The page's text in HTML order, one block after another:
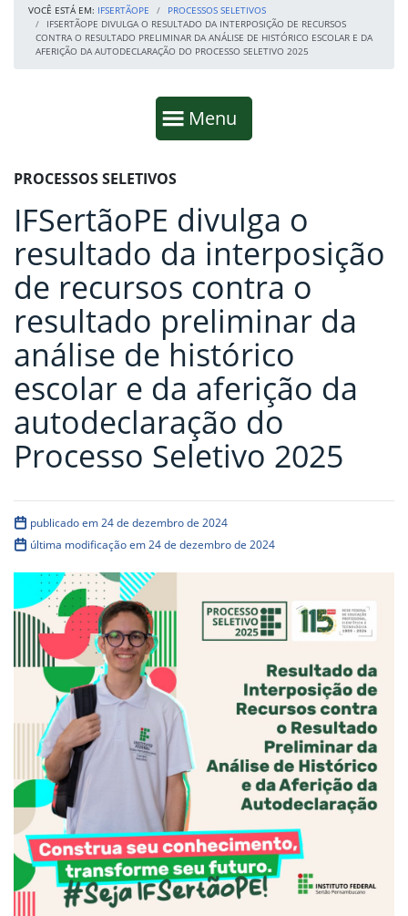
VOCÊ ESTÁ EM: IFSERTÃOPE
PROCESSOS SELETIVOS
IFSERTÃOPE DIVULGA O RESULTADO DA INTERPOSIÇÃO DE RECURSOS
CONTRA O RESULTADO PRELIMINAR DA ANÁLISE DE HISTÓRICO ESCOLAR E DA
AFERIÇÃO DA AUTODECLARAÇÃO DO PROCESSO SELETIVO 2025
Mostrar
Menu
Fim da navegação
Início do conteúdo
PROCESSOS SELETIVOS
IFSertãoPE divulga o
resultado da interposição
de recursos contra o
resultado preliminar da
análise de histórico
escolar e da aferição da
autodeclaração do
Processo Seletivo 2025
publicado em 24 de dezembro de 2024
última modificação em 24 de dezembro de 2024